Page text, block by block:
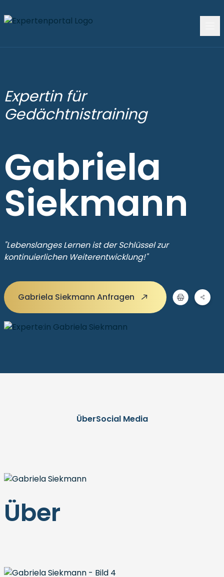
Expertin für
Gedächtnistraining
Gabriela
Siekmann
"Lebenslanges Lernen ist der Schlüssel zur
kontinuierlichen Weiterentwicklung!"
Gabriela Siekmann Anfragen
ÜberSocial Media
Über